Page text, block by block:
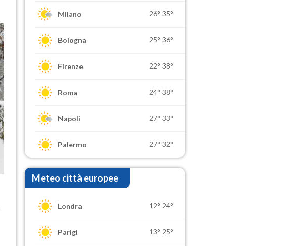
Milano 26° 35°
Bologna 25° 36°
Firenze 22° 38°
Roma 24° 38°
Napoli 27° 33°
Palermo 27° 32°
Meteo città europee
Londra 12° 24°
Parigi 13° 25°